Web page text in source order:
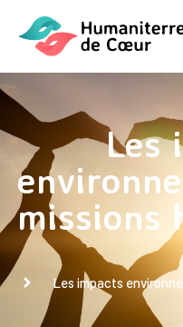
Les
missions
Les impacts